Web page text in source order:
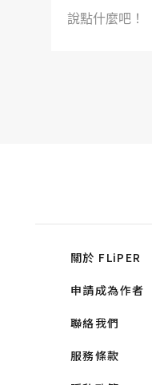
說點什麼吧！
關於 FLiPER
申請成為作者
聯絡我們
服務條款